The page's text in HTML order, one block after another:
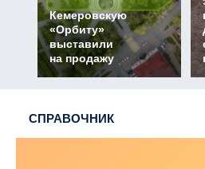
Кемеровскую
«Орбиту»
выставили
на продажу
СПРАВОЧНИК